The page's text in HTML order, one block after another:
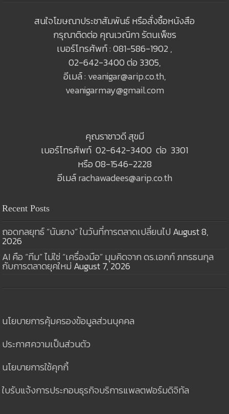
สนใจโฆษณาประชาสัมพันธ์ หรือสั่งซื้อหนังสือ
กรุณาติดต่อ คุณเวณิกา รัตนเพ็ชร
เบอร์โทรศัพท์ : 081-586-1902 ,
02-642-3400 ต่อ 3305,
อีเมล์ : veanigar@arip.co.th,
veanigarmay@gmail.com
คุณราชาวดี สุขมี
เบอร์โทรศัพท์ 02-642-3400 ต่อ 3301
หรือ 08-1546-2228
อีเมล์rachawadees@arip.co.th
Recent Posts
ถอดกลยุทธ์ “นันยาง” ในวันที่การตลาดเปลี่ยนไป August 8,
2026
AI คือ “ทีม” ไม่ใช่ “เครื่องมือ” มุมคิดจาก ดร.เอกก์ ภทรธนกุล
กับการตลาดยุคใหม่ August 7, 2026
นโยบายการคุ้มครองข้อมูลส่วนบุคคล
ประกาศความเป็นส่วนตัว
นโยบายการใช้คุกกี้
ใบรับแจ้งการประกอบธุรกิจบริการแพลตฟอร์มดิจิทัล